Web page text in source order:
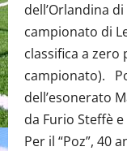
dell’Orlandina
campionato di
classifica a
campionato).
dell’esonerato
da Furio Steffè
Per il “Poz”, 40